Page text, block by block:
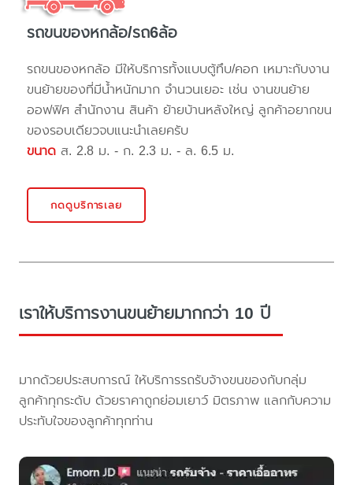
รถขนของหกล้อ/รถ6ล้อ
รถขนของหกล้อ มีให้บริการทั้งแบบตู้ทึบ/คอก เหมาะกับงาน
ขนย้ายของที่มีน้ำหนักมาก จำนวนเยอะ เช่น งานขนย้าย
ออฟฟิศ สำนักงาน สินค้า ย้ายบ้านหลังใหญ่ ลูกค้าอยากขน
ของรอบเดียวจบแนะนำเลยครับ
ขนาด ส. 2.8 ม. - ก. 2.3 ม. - ล. 6.5 ม.
กดดูบริการเลย
เราให้บริการงานขนย้ายมากกว่า 10 ปี
มากด้วยประสบการณ์ ให้บริการรถรับจ้างขนของกับกลุ่ม
ลูกค้าทุกระดับ ด้วยราคาถูกย่อมเยาว์ มิตรภาพ แลกกับความ
ประทับใจของลูกค้าทุกท่าน